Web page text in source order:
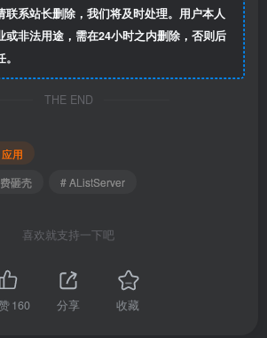
联系站长删除，我们将及时处理。用户本人
或非法用途，需在24小时之内删除，否则后
THE END
应用
砸壳 # AListServer
喜欢就支持一下吧
160 分享 收藏